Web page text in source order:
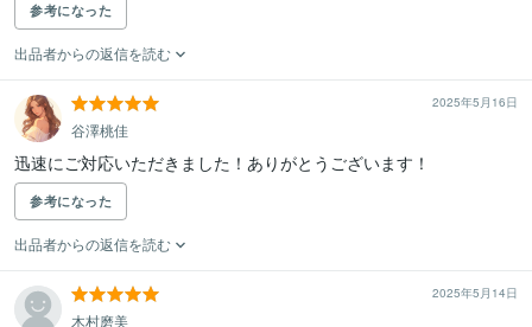
参考になった
出品者からの返信を読む
2025年5月16日
谷澤桃佳
迅速にご対応いただきました！ありがとうございます！
参考になった
出品者からの返信を読む
2025年5月14日
木村磨美